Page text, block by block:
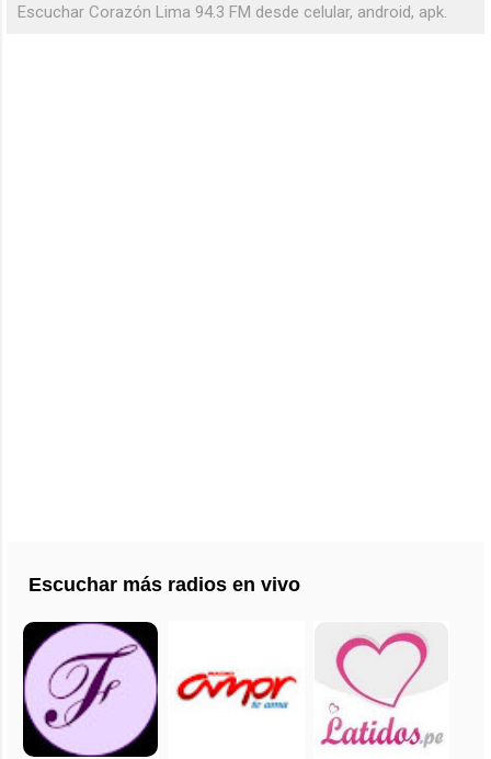
Escuchar Corazón Lima 94.3 FM desde celular, android, apk.
Escuchar más radios en vivo